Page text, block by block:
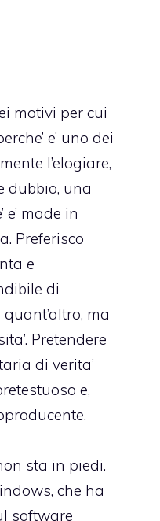
motivi per cui
e’ uno dei
l’elogiare,
dubbio, una
e’ made in
Preferisco
e
di
ma
Pretendere
di verita’
e,
sta in piedi.
che ha
software